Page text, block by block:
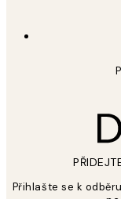
Přihlašte se k